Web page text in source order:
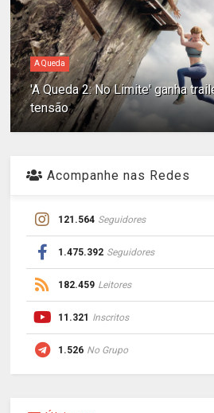
A Queda
'A Queda 2: No Limite' ganha
tensão
Acompanhe nas Redes
121.564 Seguidores
1.475.392 Seguidores
182.459 Leitores
11.321 Inscritos
1.526 No Grupo